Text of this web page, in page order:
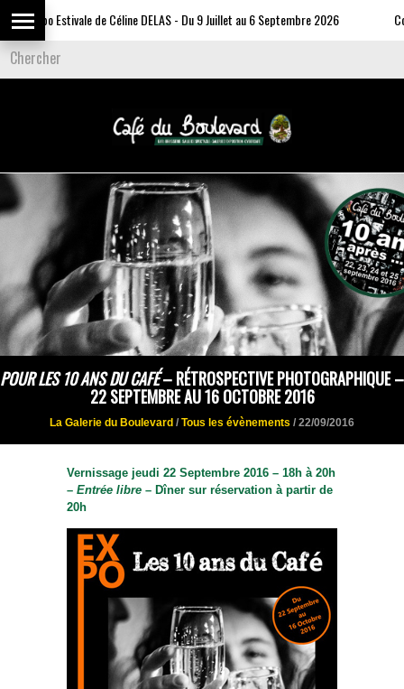
Expo Estivale de Céline DELAS - Du 9 Juillet au 6 Septembre 2026
POUR LES 10 ANS DU CAFÉ– RÉTROSPECTIVE PHOTOGRAPHIQUE –
22 SEPTEMBRE AU 16 OCTOBRE 2016
La Galerie du Boulevard / Tous les évènements / 22/09/2016
Vernissage jeudi 22 Septembre 2016 – 18h à 20h
– Entrée libre – Dîner sur réservation à partir de
20h